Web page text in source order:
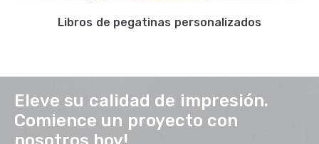
Libros de pegatinas personalizados
Eleve su calidad de impresión.
Comience un proyecto con